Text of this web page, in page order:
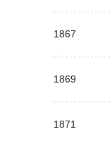
1867
1869
1871